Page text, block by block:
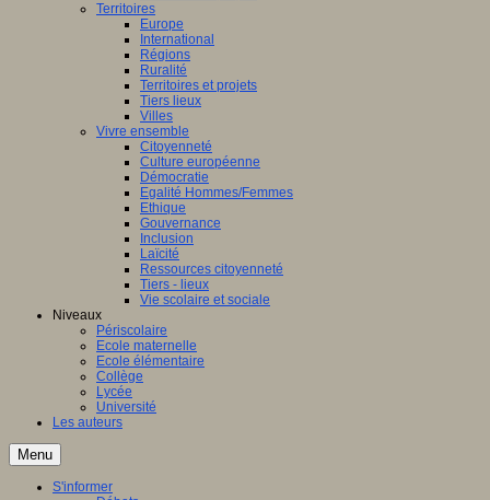
Territoires
Europe
International
Régions
Ruralité
Territoires et projets
Tiers lieux
Villes
Vivre ensemble
Citoyenneté
Culture européenne
Démocratie
Egalité Hommes/Femmes
Ethique
Gouvernance
Inclusion
Laïcité
Ressources citoyenneté
Tiers - lieux
Vie scolaire et sociale
Niveaux
Périscolaire
Ecole maternelle
Ecole élémentaire
Collège
Lycée
Université
Les auteurs
Menu
S'informer